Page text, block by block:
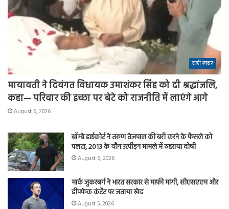
बड़ी खबर
मायावती ने दिवंगत विधायक उमाशंकर सिंह को दी श्रद्धांजलि,
कहा— परिवार की इच्छा पर बेटे को राजनीति में लाएंगे आगे
August 6, 2026
बॉम्बे हाईकोर्ट ने तरुण तेजपाल की बरी करने के फैसले को
पलटा, 2013 के यौन उत्पीड़न मामले में ठहराया दोषी
August 6, 2026
मार्क जुकरबर्ग ने भारत सरकार से माफी मांगी, सीएसएएम और
डीपफेक कंटेंट पर जताया खेद
August 5, 2026